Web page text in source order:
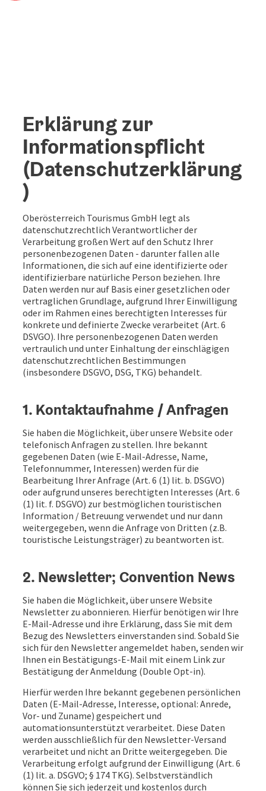
Erklärung zur
Informationspflicht
(Datenschutzerklärung
)
Oberösterreich Tourismus GmbH legt als
datenschutzrechtlich Verantwortlicher der
Verarbeitung großen Wert auf den Schutz Ihrer
personenbezogenen Daten - darunter fallen alle
Informationen, die sich auf eine identifizierte oder
identifizierbare natürliche Person beziehen. Ihre
Daten werden nur auf Basis einer gesetzlichen oder
vertraglichen Grundlage, aufgrund Ihrer Einwilligung
oder im Rahmen eines berechtigten Interesses für
konkrete und definierte Zwecke verarbeitet (Art. 6
DSVGO). Ihre personenbezogenen Daten werden
vertraulich und unter Einhaltung der einschlägigen
datenschutzrechtlichen Bestimmungen
(insbesondere DSGVO, DSG, TKG) behandelt.
1. Kontaktaufnahme / Anfragen
Sie haben die Möglichkeit, über unsere Website oder
telefonisch Anfragen zu stellen. Ihre bekannt
gegebenen Daten (wie E-Mail-Adresse, Name,
Telefonnummer, Interessen) werden für die
Bearbeitung Ihrer Anfrage (Art. 6 (1) lit. b. DSGVO)
oder aufgrund unseres berechtigten Interesses (Art. 6
(1) lit. f. DSGVO) zur bestmöglichen touristischen
Information / Betreuung verwendet und nur dann
weitergegeben, wenn die Anfrage von Dritten (z.B.
touristische Leistungsträger) zu beantworten ist.
2. Newsletter; Convention News
Sie haben die Möglichkeit, über unsere Website
Newsletter zu abonnieren. Hierfür benötigen wir Ihre
E-Mail-Adresse und ihre Erklärung, dass Sie mit dem
Bezug des Newsletters einverstanden sind. Sobald Sie
sich für den Newsletter angemeldet haben, senden wir
Ihnen ein Bestätigungs-E-Mail mit einem Link zur
Bestätigung der Anmeldung (Double Opt-in).
Hierfür werden Ihre bekannt gegebenen persönlichen
Daten (E-Mail-Adresse, Interesse, optional: Anrede,
Vor- und Zuname) gespeichert und
automationsunterstützt verarbeitet. Diese Daten
werden ausschließlich für den Newsletter-Versand
verarbeitet und nicht an Dritte weitergegeben. Die
Verarbeitung erfolgt aufgrund der Einwilligung (Art. 6
(1) lit. a. DSGVO; § 174 TKG). Selbstverständlich
können Sie sich jederzeit und kostenlos durch